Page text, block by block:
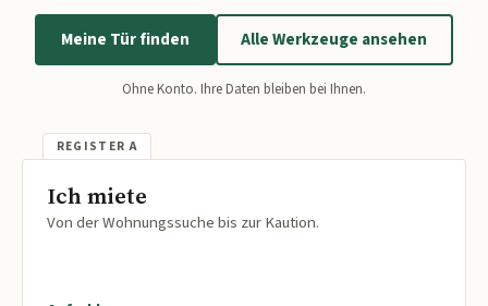
Meine Tür finden Alle Werkzeuge ansehen
Ohne Konto. Ihre Daten bleiben bei Ihnen.
Ich miete
Von der Wohnungssuche bis zur Kaution.